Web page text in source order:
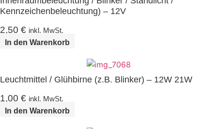
Kennzeichenbeleuchtung) – 12V
2,50 € inkl. MwSt.
In den Warenkorb
Leuchtmittel / Glühbirne (z.B. Blinker) – 12W 21W
1,00 € inkl. MwSt.
In den Warenkorb